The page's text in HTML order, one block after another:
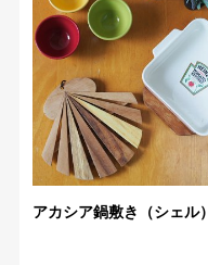
アカシア鍋敷き（シェル）